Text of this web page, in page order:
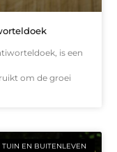
is een
om de groei
TUIN EN BUITENLEVEN